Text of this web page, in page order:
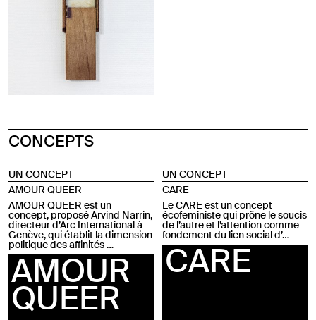
CONCEPTS
UN CONCEPT
AMOUR QUEER
AMOUR QUEER est un
concept, proposé Arvind Narrin,
directeur d’Arc International à
Genève, qui établit la dimension
politique des affinités …
AMOUR
QUEER
UN CONCEPT
CARE
Le CARE est un concept
écofeministe qui prône le soucis
de l’autre et l’attention comme
fondement du lien social d’…
CARE